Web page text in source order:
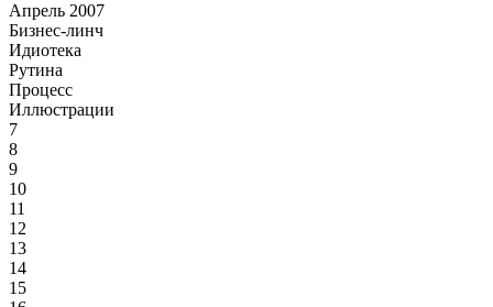
Апрель 2007
Бизнес-линч
Идиотека
Рутина
Процесс
Иллюстрации
7
8
9
10
11
12
13
14
15